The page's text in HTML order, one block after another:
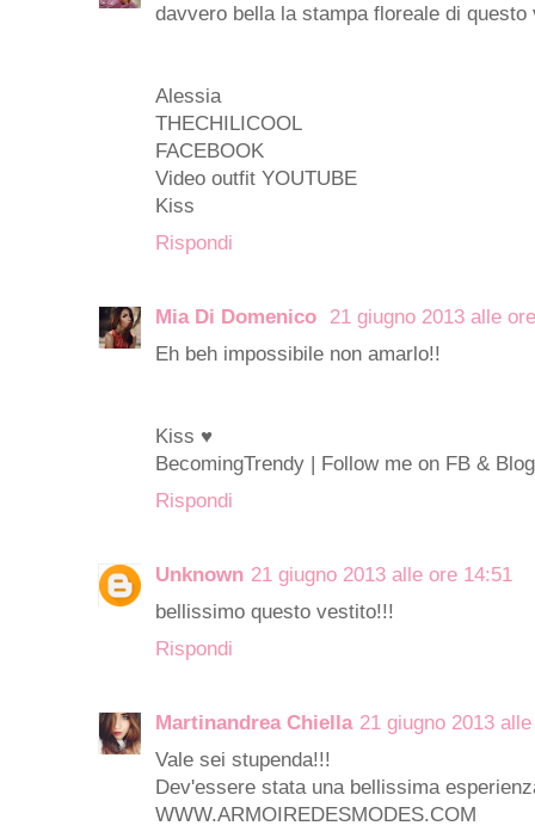
davvero bella la stampa floreale di
Alessia
THECHILICOOL
FACEBOOK
Video outfit YOUTUBE
Kiss
Rispondi
Mia Di Domenico
21 giugno 2013 alle
Eh beh impossibile non amarlo!!
Kiss ♥
BecomingTrendy | Follow me on FB &
Rispondi
Unknown 21 giugno 2013 alle ore 14:51
bellissimo questo vestito!!!
Rispondi
Martinandrea Chiella 21 giugno 2013
Vale sei stupenda!!!
Dev'essere stata una bellissima
WWW.ARMOIREDESMODES.COM